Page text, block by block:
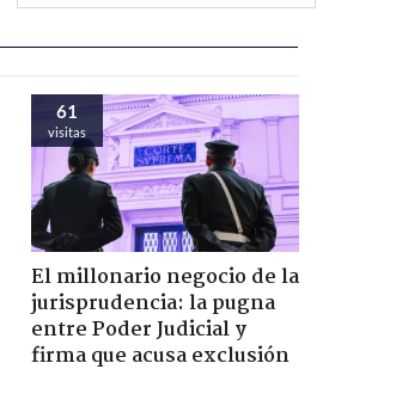
61
visitas
El millonario negocio de la
jurisprudencia: la pugna
entre Poder Judicial y
firma que acusa exclusión